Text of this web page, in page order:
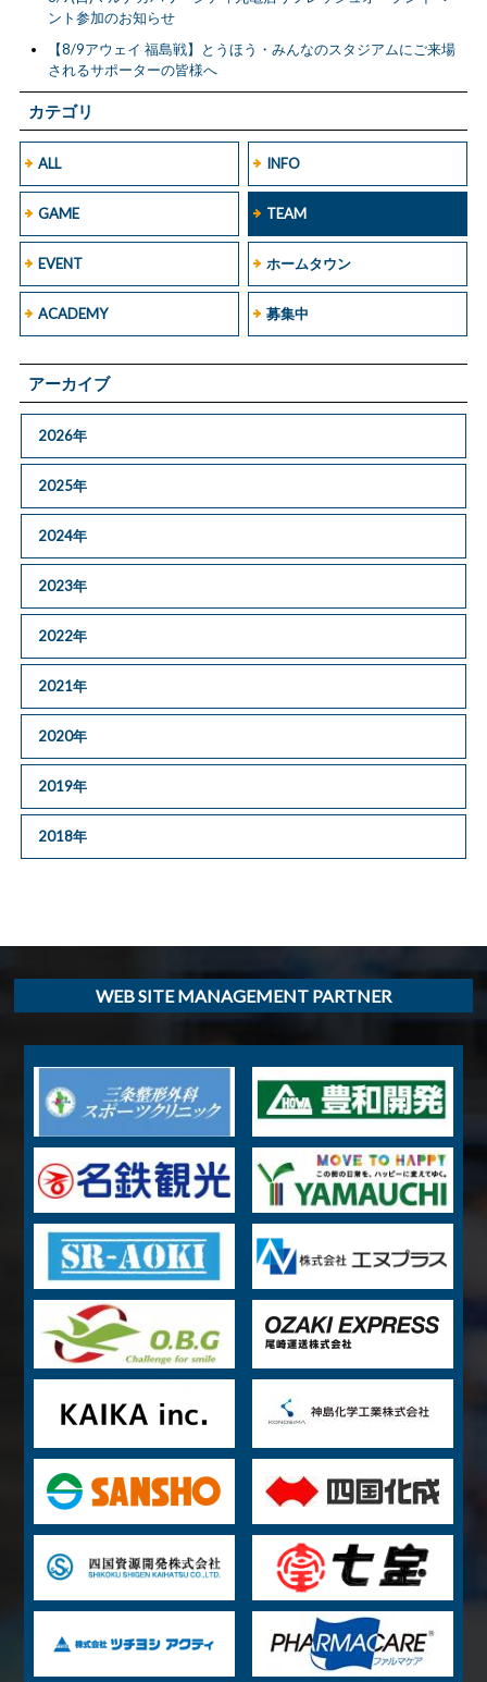
カテゴリ
ALL INFO
GAME TEAM
EVENT ホームタウン
ACADEMY 募集中
アーカイブ
2026年
2025年
2024年
2023年
2022年
2021年
2020年
2019年
2018年
ント参加のお知らせ
【8/9アウェイ 福島戦】とうほう・みんなのスタジアムにご来場
されるサポーターの皆様へ
WEB SITE MANAGEMENT PARTNER